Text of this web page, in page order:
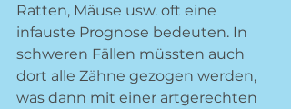
Ratten, Mäuse usw. oft eine
infauste Prognose bedeuten. In
schweren Fällen müssten auch
dort alle Zähne gezogen werden,
was dann mit einer artgerechten